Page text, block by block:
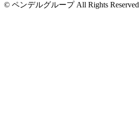
© ペンデルグループ All Rights Reserved